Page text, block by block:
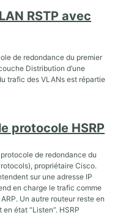
RSTP avec
de redondance du premier
Distribution d’une
trafic des VLANs est répartie
protocole HSRP
de redondance du
propriétaire Cisco.
sur une adresse IP
en charge le trafic comme
Un autre routeur reste en
état “Listen”. HSRP